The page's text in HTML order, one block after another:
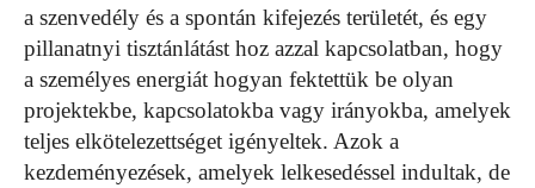
a szenvedély és a spontán kifejezés területét, és egy
pillanatnyi tisztánlátást hoz azzal kapcsolatban, hogy
a személyes energiát hogyan fektettük be olyan
projektekbe, kapcsolatokba vagy irányokba, amelyek
teljes elkötelezettséget igényeltek. Azok a
kezdeményezések, amelyek lelkesedéssel indultak, de